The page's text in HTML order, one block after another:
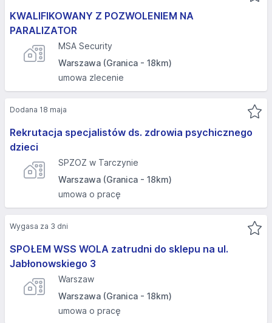
KWALIFIKOWANY Z POZWOLENIEM NA
PARALIZATOR
MSA Security
Warszawa (Granica - 18km)
umowa zlecenie
Rekrutacja specjalistów ds. zdrowia psychicznego
dzieci
SPZOZ w Tarczynie
Warszawa (Granica - 18km)
umowa o pracę
Dodana 18 maja
SPOŁEM WSS WOLA zatrudni do sklepu na ul.
Jabłonowskiego 3
Warszaw
Warszawa (Granica - 18km)
umowa o pracę
Wygasa za 3 dni